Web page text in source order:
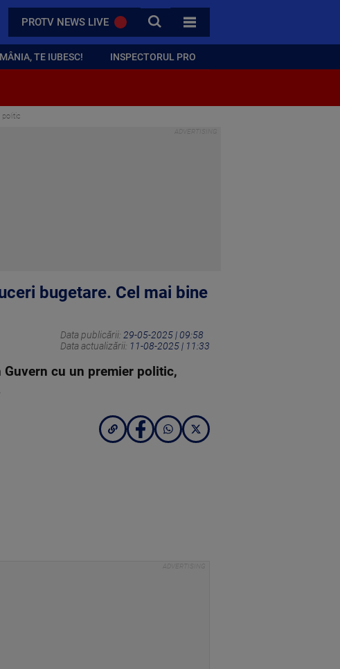
PROTV NEWS LIVE CAUTA
TOATE CATEGORIILE
TE IUBESC! INSPECTORUL PRO
bugetare. Cel mai bine
Data publicării: 29-05-2025 | 09:58
Data actualizării: 11-08-2025 | 11:33
Guvern cu un premier politic,